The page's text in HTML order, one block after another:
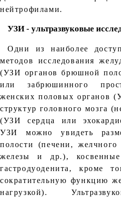
нейтрофилами.
УЗИ - ультразвуковые
Одни из наиболее
методов исследования
(УЗИ органов брюшной
или забрюшинного
женских половых органов
структур головного мозга
(УЗИ сердца или
УЗИ можно увидеть
полости (печени,
железы и др.),
гастродуоденита, кроме
сократительную функцию
нагрузкой).